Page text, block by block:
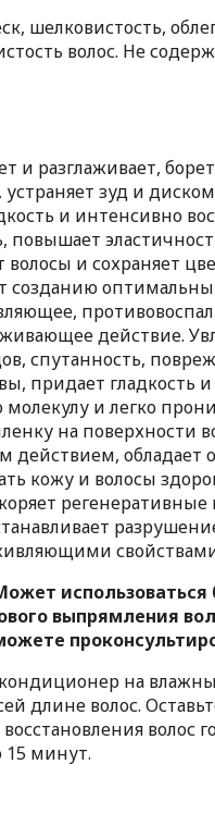
шелковистость,
волос. Не
и разглаживает,
зуд и
и интенсивно
повышает
волосы и сохраняет
созданию
действие.
спутанность,
придает гладкость и
и легко
на поверхности
обладает
кожу и волосы
выпрямления
на
длине волос.
восстановления
минут.